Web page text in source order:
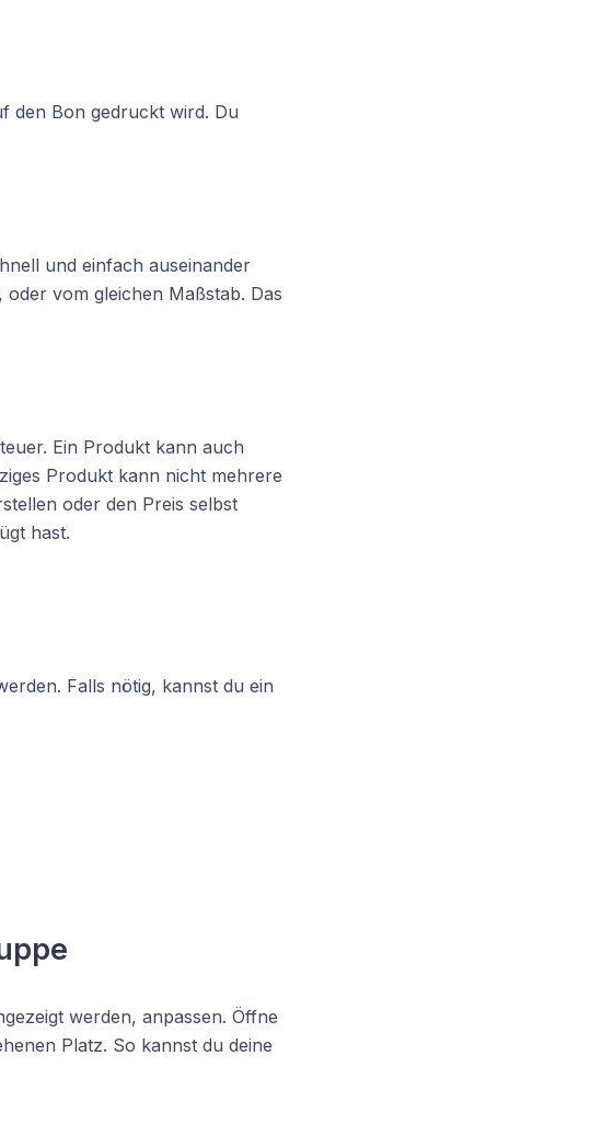
den Bon gedruckt wird. Du
und einfach auseinander
vom gleichen Maßstab. Das
Ein Produkt kann auch
Produkt kann nicht mehrere
oder den Preis selbst
hast.
Falls nötig, kannst du ein
werden, anpassen. Öffne
Platz. So kannst du deine